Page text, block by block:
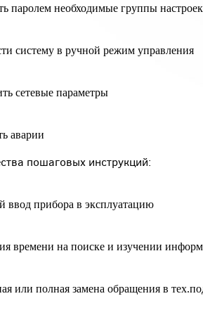
паролем необходимые группы настроек
систему в ручной режим управления
сетевые параметры
аварии
пошаговых инструкций:
ввод прибора в эксплуатацию
времени на поиске и изучении
или полная замена обращения в